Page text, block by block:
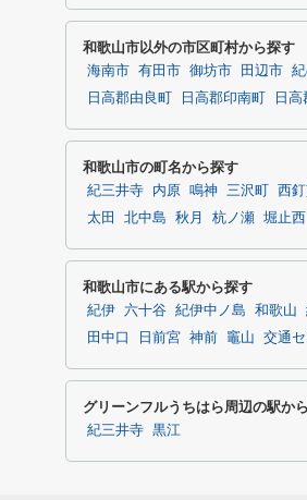
和歌山市以外の市区町村から探す
海南市 有田市 御坊市 田辺市
日高郡由良町
日高郡印南町 日高
和歌山市の町名から探す
紀三井寺 内原 鳴神 三沢町 西
太田
北中島 秋月 杭ノ瀬 堀止西
和歌山市にある駅から探す
紀伊 六十谷 紀伊中ノ島 和歌山
田中口
日前宮 神前 竈山 交通
グリーンフルうちはら周辺の駅か
紀三井寺 黒江